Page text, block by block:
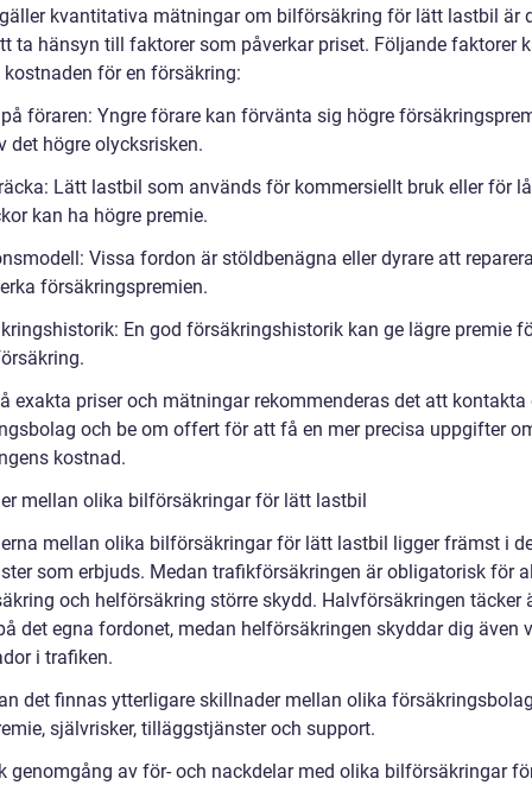
kvantitativa mätningar om bilförsäkring för lätt lastbil är
ta hänsyn till faktorer som påverkar priset. Följande faktorer
kostnaden för en försäkring:
föraren: Yngre förare kan förvänta sig högre
det högre olycksrisken.
Lätt lastbil som används för kommersiellt bruk eller för
kan ha högre premie.
Vissa fordon är stöldbenägna eller dyrare att
försäkringspremien.
En god försäkringshistorik kan ge lägre premie
exakta priser och mätningar rekommenderas det att kontakta
och be om offert för att få en mer precisa uppgifter
kostnad.
mellan olika bilförsäkringar för lätt lastbil
mellan olika bilförsäkringar för lätt lastbil ligger främst i
som erbjuds. Medan trafikförsäkringen är obligatorisk för
och helförsäkring större skydd. Halvförsäkringen täcker
det egna fordonet, medan helförsäkringen skyddar dig även
i trafiken.
det finnas ytterligare skillnader mellan olika
självrisker, tilläggstjänster och support.
genomgång av för- och nackdelar med olika bilförsäkringar